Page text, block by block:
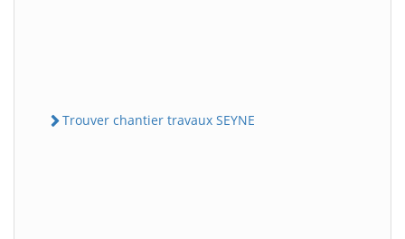
Trouver chantier travaux SEYNE